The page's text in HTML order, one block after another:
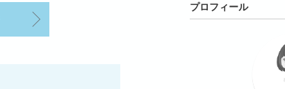
プロフィール